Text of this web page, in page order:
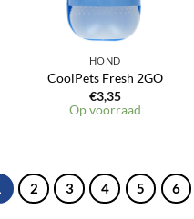
HOND
CoolPets Fresh 2GO
€3,35
Op voorraad
2 3 4 5 6